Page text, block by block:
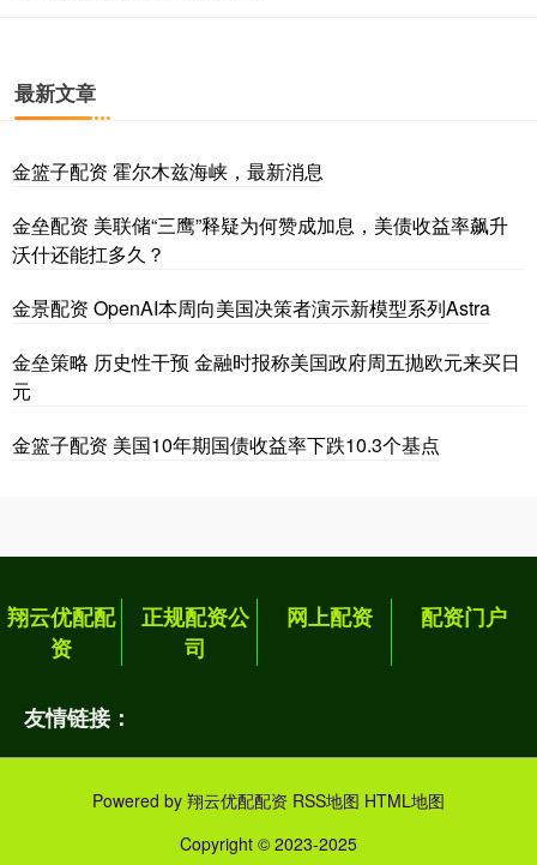
最新文章
金篮子配资 霍尔木兹海峡，最新消息
金垒配资 美联储“三鹰”释疑为何赞成加息，美债收益率飙升
沃什还能扛多久？
金景配资 OpenAI本周向美国决策者演示新模型系列Astra
金垒策略 历史性干预 金融时报称美国政府周五抛欧元来买日
元
金篮子配资 美国10年期国债收益率下跌10.3个基点
翔云优配配
资
正规配资公
司
网上配资 配资门户
友情链接：
Powered by 翔云优配配资 RSS地图 HTML地图
Copyright © 2023-2025